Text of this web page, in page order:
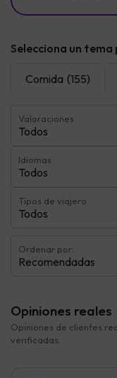
Selecciona un
Comida (155)
Valoraciones
Todos
Idiomas
Todos
Tipos de viajero
Todos
Ordenar por:
Recomendadas
Opiniones reales
Opiniones de clientes
verificadas.